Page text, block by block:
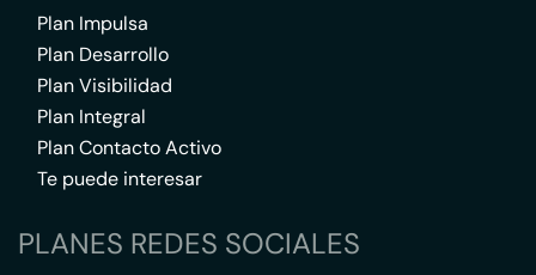
Plan Impulsa
Plan Desarrollo
Plan Visibilidad
Plan Integral
Plan Contacto Activo
Te puede interesar
PLANES REDES SOCIALES